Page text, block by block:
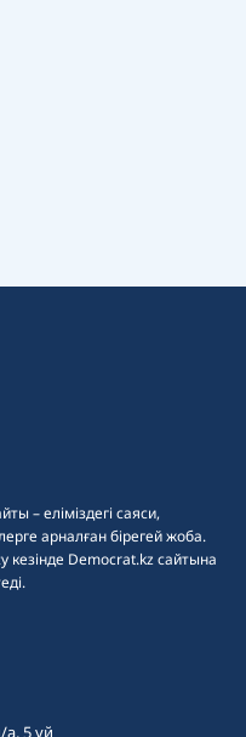
– еліміздегі саяси,
арналған бірегей жоба.
кезінде Democrat.kz сайтына
5 үй